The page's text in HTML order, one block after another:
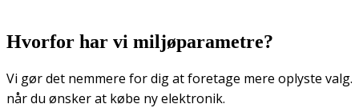
Hvorfor har vi miljøparametre?
Vi gør det nemmere for dig at foretage mere oplyste valg.
når du ønsker at købe ny elektronik.